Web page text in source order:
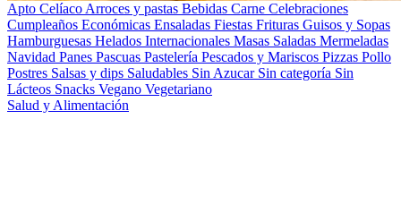
Apto Celíaco Arroces y pastas Bebidas Carne Celebraciones
Cumpleaños Económicas Ensaladas Fiestas Frituras Guisos y Sopas
Hamburguesas Helados Internacionales Masas Saladas Mermeladas
Navidad Panes Pascuas Pastelería Pescados y Mariscos Pizzas Pollo
Postres Salsas y dips Saludables Sin Azucar Sin categoría Sin
Lácteos Snacks Vegano Vegetariano
Salud y Alimentación